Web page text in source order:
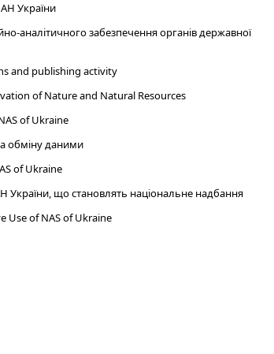
України
аналітичного забезпечення органів державної
and publishing activity
of Nature and Natural Resources
of Ukraine
обміну даними
of Ukraine
України, що становлять національне надбання
Use of NAS of Ukraine